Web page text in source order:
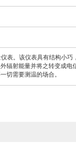
表。该仪表具有结构小
辐射能量并将之转变成
切需要测温的场合。